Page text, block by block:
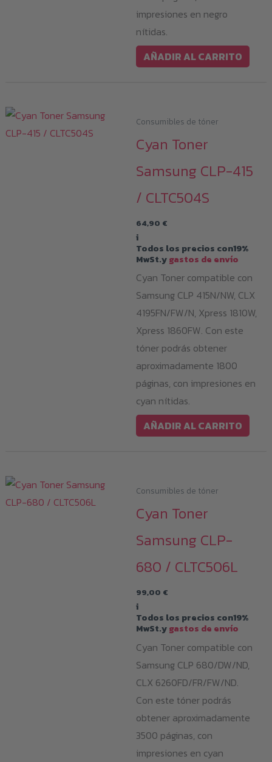
impresiones en negro
nítidas.
AÑADIR AL CARRITO
Consumibles de tóner
Cyan Toner
Samsung CLP-415
/ CLTC504S
64,90 €
i
Todos los precios con19%
MwSt.ygastos de envío
Cyan Toner compatible con
Samsung CLP 415N/NW, CLX
4195FN/FW/N, Xpress 1810W,
Xpress 1860FW. Con este
tóner podrás obtener
aproximadamente 1800
páginas, con impresiones en
cyan nítidas.
AÑADIR AL CARRITO
Consumibles de tóner
Cyan Toner
Samsung CLP-
680 / CLTC506L
99,00 €
i
Todos los precios con19%
MwSt.ygastos de envío
Cyan Toner compatible con
Samsung CLP 680/DW/ND,
CLX 6260FD/FR/FW/ND.
Con este tóner podrás
obtener aproximadamente
3500 páginas, con
impresiones en cyan